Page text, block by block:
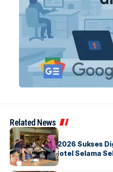
Related News
BERITAINDEX
GM For A Day 2026 Sukses
Operasional Hotel Selama